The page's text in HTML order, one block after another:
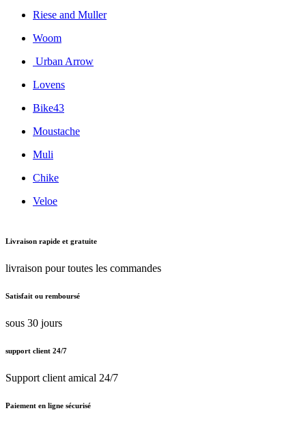
Riese and Muller
Woom
Urban Arrow
Lovens
Bike43
Moustache
Muli
Chike
Veloe
Livraison rapide et gratuite
livraison pour toutes les commandes
Satisfait ou remboursé
sous 30 jours
support client 24/7
Support client amical 24/7
Paiement en ligne sécurisé